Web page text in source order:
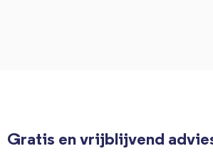
Gratis en vrijblijvend